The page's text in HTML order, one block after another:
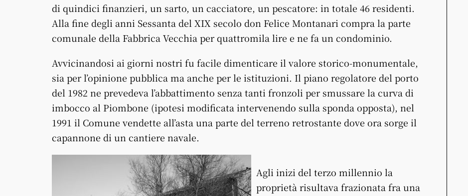
di quindici finanzieri, un sarto, un cacciatore, un pescatore: in totale 46 residenti.
Alla fine degli anni Sessanta del XIX secolo don Felice Montanari compra la parte
comunale della Fabbrica Vecchia per quattromila lire e ne fa un condominio.
Avvicinandosi ai giorni nostri fu facile dimenticare il valore storico-monumentale,
sia per l’opinione pubblica ma anche per le istituzioni. Il piano regolatore del porto
del 1982 ne prevedeva l’abbattimento senza tanti fronzoli per smussare la curva di
imbocco al Piombone (ipotesi modificata intervenendo sulla sponda opposta), nel
1991 il Comune vendette all’asta una parte del terreno retrostante dove ora sorge il
capannone di un cantiere navale.
Agli inizi del terzo millennio la
proprietà risultava frazionata fra una